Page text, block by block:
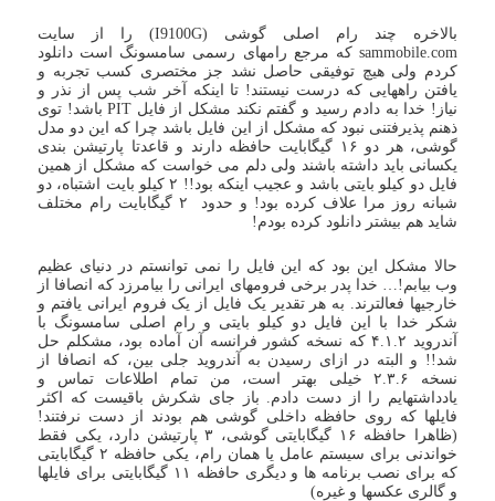
بالاخره چند رام اصلی گوشی (I9100G) را از سایت
sammobile.com که مرجع رامهای رسمی سامسونگ است دانلود
کردم ولی هیچ توفیقی حاصل نشد جز مختصری کسب تجربه و
یافتن راههایی که درست نیستند! تا اینکه آخر شب پس از نذر و
نیاز! خدا به دادم رسید و گفتم نکند مشکل از فایل PIT باشد! توی
ذهنم پذیرفتنی نبود که مشکل از این فایل باشد چرا که این دو مدل
گوشی، هر دو ۱۶ گیگابایت حافظه دارند و قاعدتا پارتیشن بندی
یکسانی باید داشته باشند ولی دلم می خواست که مشکل از همین
فایل دو کیلو بایتی باشد و عجیب اینکه بود!! ۲ کیلو بایت اشتباه، دو
شبانه روز مرا علاف کرده بود! و حدود ۲ گیگابایت رام مختلف
شاید هم بیشتر دانلود کرده بودم!
حالا مشکل این بود که این فایل را نمی توانستم در دنیای عظیم
وب بیابم!… خدا پدر برخی فرومهای ایرانی را بیامرزد که انصافا از
خارجیها فعالترند. به هر تقدیر یک فایل از یک فروم ایرانی یافتم و
شکر خدا با این فایل دو کیلو بایتی و رام اصلی سامسونگ با
آندروید ۴.۱.۲ که نسخه کشور فرانسه آن آماده بود، مشکلم حل
شد!! و البته در ازای رسیدن به آندروید جلی بین، که انصافا از
نسخه ۲.۳.۶ خیلی بهتر است، من تمام اطلاعات تماس و
یادداشتهایم را از دست دادم. باز جای شکرش باقیست که اکثر
فایلها که روی حافظه داخلی گوشی هم بودند از دست نرفتند!
(ظاهرا حافظه ۱۶ گیگابایتی گوشی، ۳ پارتیشن دارد، یکی فقط
خواندنی برای سیستم عامل یا همان رام، یکی حافظه ۲ گیگابایتی
که برای نصب برنامه ها و دیگری حافظه ۱۱ گیگابایتی برای فایلها
و گالری عکسها و غیره)